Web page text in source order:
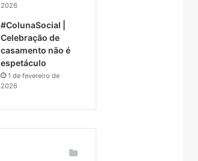
2026
#ColunaSocial |
Celebração de
casamento não é
espetáculo
1 de fevereiro de
2026